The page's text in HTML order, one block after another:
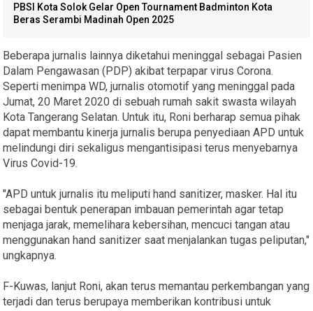
PBSI Kota Solok Gelar Open Tournament Badminton Kota
Beras Serambi Madinah Open 2025
Beberapa jurnalis lainnya diketahui meninggal sebagai Pasien
Dalam Pengawasan (PDP) akibat terpapar virus Corona.
Seperti menimpa WD, jurnalis otomotif yang meninggal pada
Jumat, 20 Maret 2020 di sebuah rumah sakit swasta wilayah
Kota Tangerang Selatan. Untuk itu, Roni berharap semua pihak
dapat membantu kinerja jurnalis berupa penyediaan APD untuk
melindungi diri sekaligus mengantisipasi terus menyebarnya
Virus Covid-19.
"APD untuk jurnalis itu meliputi hand sanitizer, masker. Hal itu
sebagai bentuk penerapan imbauan pemerintah agar tetap
menjaga jarak, memelihara kebersihan, mencuci tangan atau
menggunakan hand sanitizer saat menjalankan tugas peliputan,"
ungkapnya.
F-Kuwas, lanjut Roni, akan terus memantau perkembangan yang
terjadi dan terus berupaya memberikan kontribusi untuk